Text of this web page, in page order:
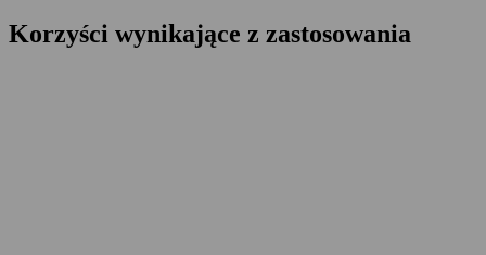
Korzyści wynikające z zastosowania